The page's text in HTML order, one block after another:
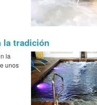
la tradición
la
unos